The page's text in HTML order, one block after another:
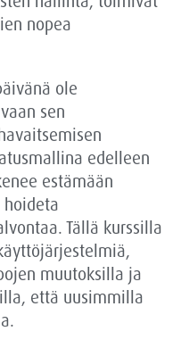
nopea
ole
sen
edelleen
estämään
Tällä kurssilla
muutoksilla ja
että uusimmilla